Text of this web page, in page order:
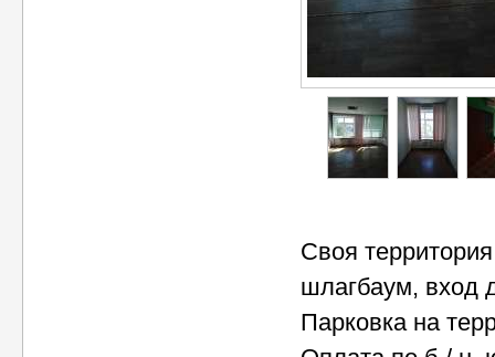
Своя
шлагбаум, вход
Парковка на